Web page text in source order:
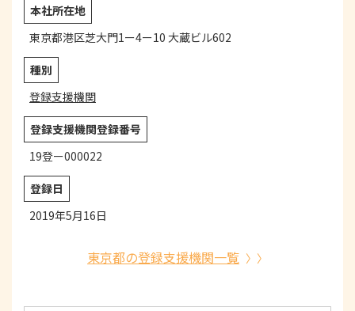
本社所在地
東京都港区芝大門1ー4ー10 大蔵ビル602
種別
登録支援機関
登録支援機関登録番号
19登ー000022
登録日
2019年5月16日
東京都の登録支援機関一覧